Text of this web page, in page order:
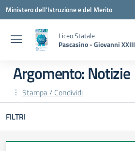
Vai ai contenuti
Vai al menu di navigazione
Vai al footer
Ministero dell'Istruzione e del Merito
Liceo Statale
Pascasino - Giovanni XXIII
Argomento: Notizie
Stampa / Condividi
FILTRI